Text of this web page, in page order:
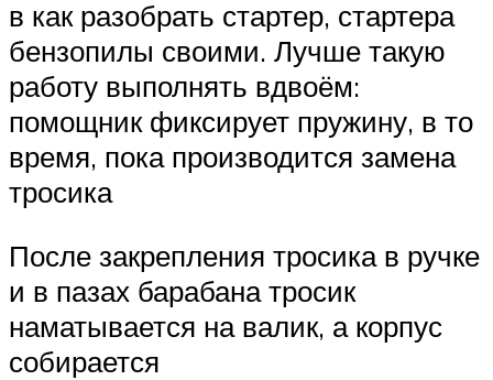
в как разобрать стартер, стартера
бензопилы своими. Лучше такую
работу выполнять вдвоём:
помощник фиксирует пружину, в то
время, пока производится замена
тросика
После закрепления тросика в ручке
и в пазах барабана тросик
наматывается на валик, а корпус
собирается